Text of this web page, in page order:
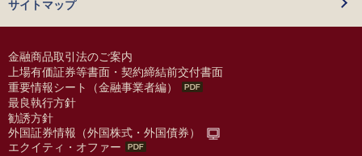
サイトマップ
金融商品取引法のご案内
上場有価証券等書面・契約締結前交付書面
重要情報シート（金融事業者編）
最良執行方針
勧誘方針
外国証券情報（外国株式・外国債券）
エクイティ・オファー